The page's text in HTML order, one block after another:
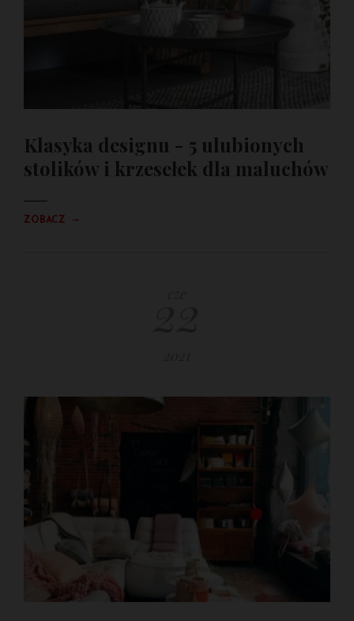
Klasyka designu - 5 ulubionych
stolików i krzesełek dla maluchów
ZOBACZ →